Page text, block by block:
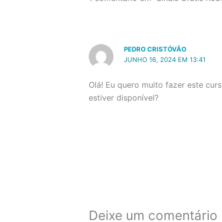
PEDRO CRISTÓVÃO
JUNHO 16, 2024 EM 13:41
Olá! Eu quero muito fazer este
estiver disponível?
Deixe um comentário